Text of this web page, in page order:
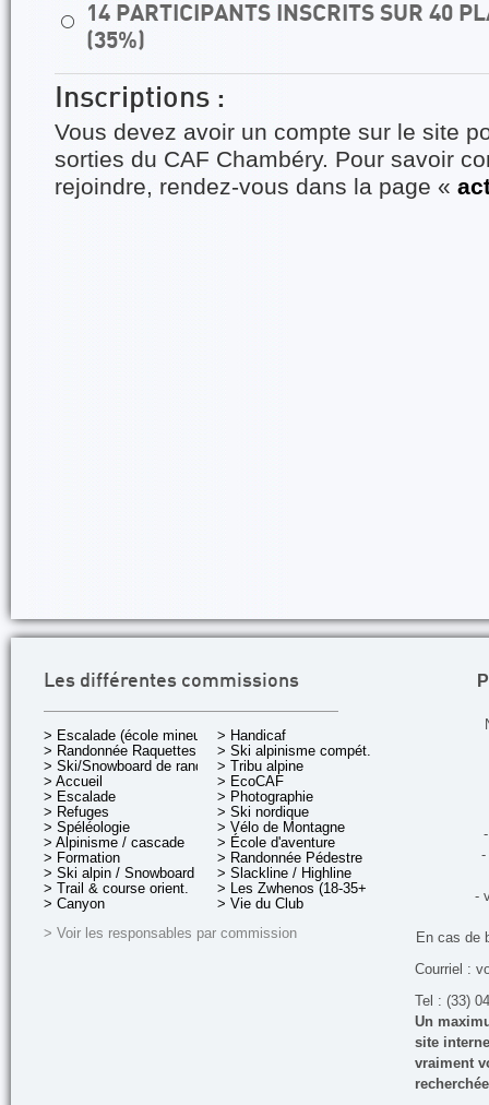
⚪
14 PARTICIPANTS INSCRITS SUR 40
(35%)
Inscriptions :
Vous devez avoir un compte sur le site
sorties du CAF Chambéry. Pour savoir
rejoindre, rendez-vous dans la page «
Les différentes commissions
> Escalade (école mineurs)
> Randonnée Raquettes
> Ski/Snowboard de rando.
> Accueil
> Escalade
> Refuges
> Spéléologie
> Alpinisme / cascade
> Formation
> Ski alpin / Snowboard
> Trail & course orient.
> Canyon
> Handicaf
> Ski alpinisme compét.
> Tribu alpine
> EcoCAF
> Photographie
> Ski nordique
> Vélo de Montagne
> École d'aventure
> Randonnée Pédestre
> Slackline / Highline
> Les Zwhenos (18-35+ ans)
> Vie du Club
> Voir les responsables par commission
-
-
En cas de
Courriel :
Tel : (33)
Un
site
vraiment